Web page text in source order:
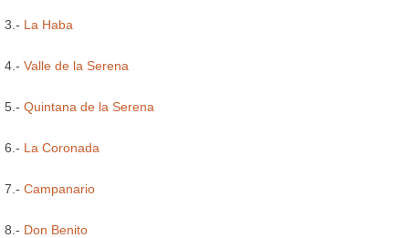
3.- La Haba
4.- Valle de la Serena
5.- Quintana de la Serena
6.- La Coronada
7.- Campanario
8.- Don Benito